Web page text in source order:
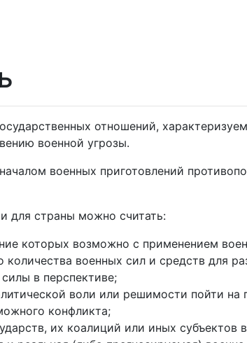
отношений,
военной угрозы.
военных приготовлений
для страны можно считать:
которых возможно с применением
количества военных сил и средств для
в перспективе;
воли или решимости пойти на
конфликта;
их коалиций или иных субъектов